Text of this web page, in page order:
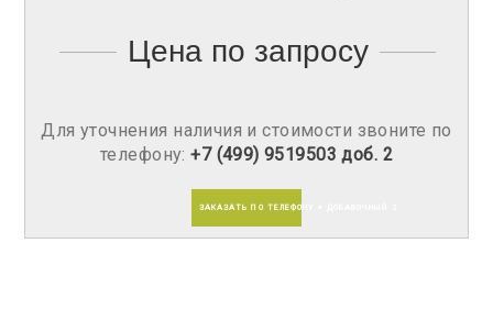
Цена по запросу
Для уточнения наличия и стоимости звоните по
телефону:+7 (499) 9519503 доб. 2
ЗАКАЗАТЬ ПО ТЕЛЕФОНУ + ДОБАВОЧНЫЙ 2